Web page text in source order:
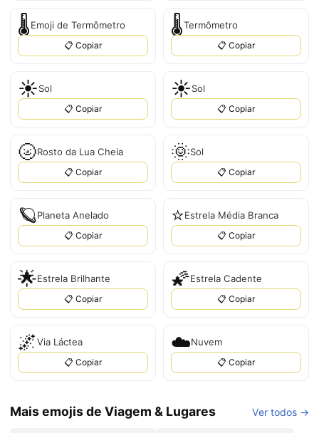
🌡️Emoji de Termômetro
📋 Copiar
🌡Termômetro
📋 Copiar
☀️Sol
📋 Copiar
☀Sol
📋 Copiar
🌝Rosto da Lua Cheia
📋 Copiar
🌞Sol
📋 Copiar
🪐Planeta Anelado
📋 Copiar
⭐Estrela Média Branca
📋 Copiar
🌟Estrela Brilhante
📋 Copiar
🌠Estrela Cadente
📋 Copiar
🌌Via Láctea
📋 Copiar
☁️Nuvem
📋 Copiar
Mais emojis de Viagem & Lugares Ver todos →